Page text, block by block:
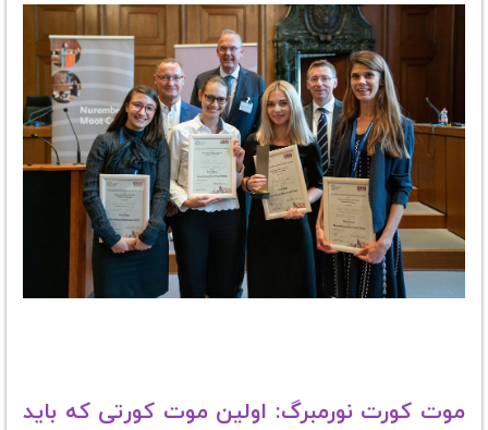
موت کورت نورمبرگ: اولین موت کورتی که باید